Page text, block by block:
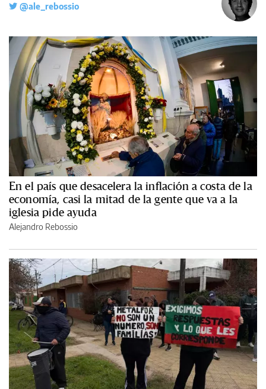
@ale_rebossio
En el país que desacelera la inflación a costa de la
economía, casi la mitad de la gente que va a la
iglesia pide ayuda
Alejandro Rebossio